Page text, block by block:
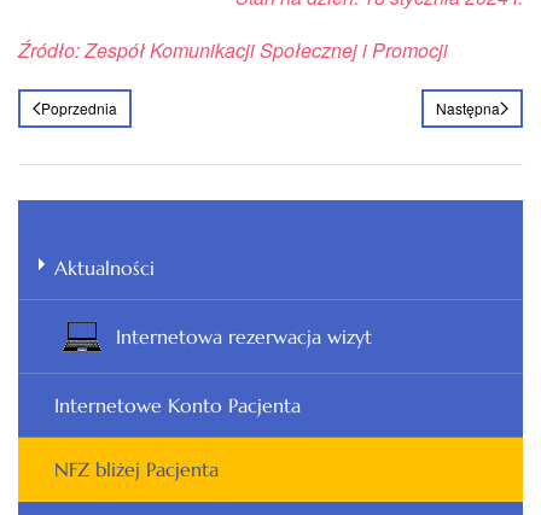
Źródło: Zespół Komunikacji Społecznej i Promocji
Poprzednia Następna
Aktualności
Internetowa rezerwacja wizyt
Internetowe Konto Pacjenta
NFZ bliżej Pacjenta